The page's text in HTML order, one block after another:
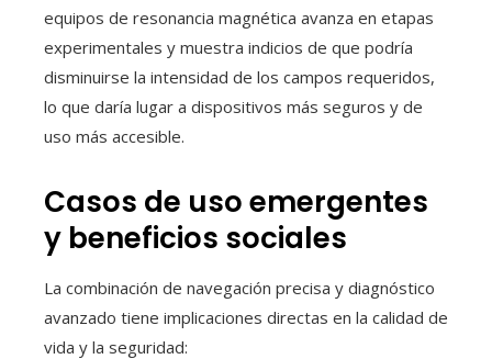
equipos de resonancia magnética avanza en etapas
experimentales y muestra indicios de que podría
disminuirse la intensidad de los campos requeridos,
lo que daría lugar a dispositivos más seguros y de
uso más accesible.
Casos de uso emergentes
y beneficios sociales
La combinación de navegación precisa y diagnóstico
avanzado tiene implicaciones directas en la calidad de
vida y la seguridad: